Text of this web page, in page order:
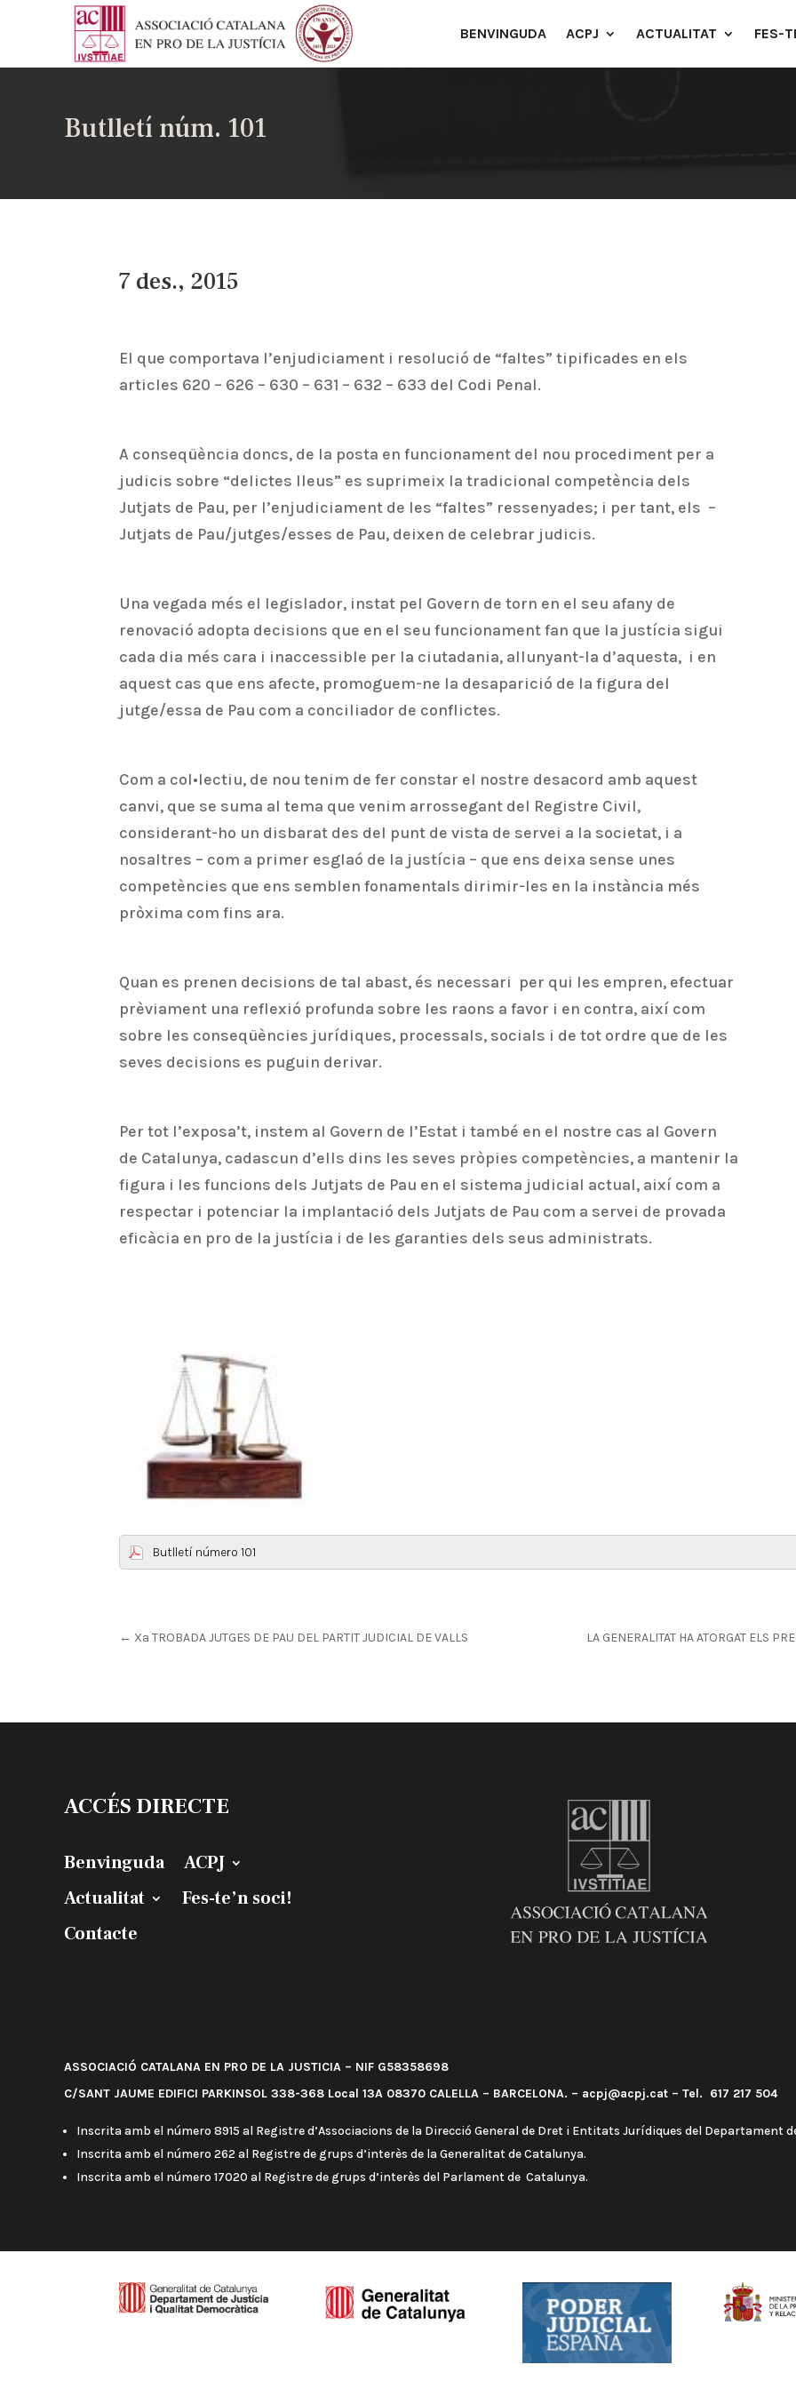
BENVINGUDA ACPJ ACTUALITAT FES-
Butlletí núm. 101
7 des., 2015
El que comportava l’enjudiciament i resolució de “faltes” tipificades en els
articles 620 – 626 – 630 – 631 – 632 – 633 del Codi Penal.
A conseqüència doncs, de la posta en funcionament del nou procediment per a
judicis sobre “delictes lleus” es suprimeix la tradicional competència dels
Jutjats de Pau, per l’enjudiciament de les “faltes” ressenyades; i per tant, els –
Jutjats de Pau/jutges/esses de Pau, deixen de celebrar judicis.
Una vegada més el legislador, instat pel Govern de torn en el seu afany de
renovació adopta decisions que en el seu funcionament fan que la justícia sigui
cada dia més cara i inaccessible per la ciutadania, allunyant-la d’aquesta, i en
aquest cas que ens afecte, promoguem-ne la desaparició de la figura del
jutge/essa de Pau com a conciliador de conflictes.
Com a col•lectiu, de nou tenim de fer constar el nostre desacord amb aquest
canvi, que se suma al tema que venim arrossegant del Registre Civil,
considerant-ho un disbarat des del punt de vista de servei a la societat, i a
nosaltres – com a primer esglaó de la justícia – que ens deixa sense unes
competències que ens semblen fonamentals dirimir-les en la instància més
pròxima com fins ara.
Quan es prenen decisions de tal abast, és necessari per qui les empren, efectuar
prèviament una reflexió profunda sobre les raons a favor i en contra, així com
sobre les conseqüències jurídiques, processals, socials i de tot ordre que de les
seves decisions es puguin derivar.
Per tot l’exposa’t, instem al Govern de l’Estat i també en el nostre cas al Govern
de Catalunya, cadascun d’ells dins les seves pròpies competències, a mantenir la
figura i les funcions dels Jutjats de Pau en el sistema judicial actual, així com a
respectar i potenciar la implantació dels Jutjats de Pau com a servei de provada
eficàcia en pro de la justícia i de les garanties dels seus administrats.
Butlletí número 101
← Xa TROBADA JUTGES DE PAU DEL PARTIT JUDICIAL DE VALLS LA GENERALITAT HA ATORGAT ELS
ACCÉS DIRECTE
Benvinguda
ACPJ
Actualitat
Fes-te’n soci!
Contacte
ASSOCIACIÓ CATALANA EN PRO DE LA JUSTICIA – NIF G58358698
C/SANT JAUME EDIFICI PARKINSOL 338-368 Local 13A 08370 CALELLA – BARCELONA. – acpj@acpj.cat – Tel. 617 217 504
Inscrita amb el número 8915 al Registre d’Associacions de la Direcció General de Dret i Entitats Jurídiques del Departament
Inscrita amb el número 262 al Registre de grups d’interès de la Generalitat de Catalunya.
Inscrita amb el número 17020 al Registre de grups d’interès del Parlament de Catalunya.